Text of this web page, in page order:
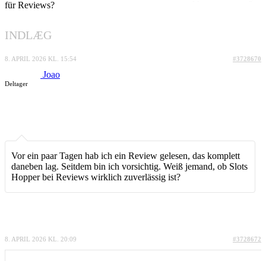
für Reviews?
INDLÆG
8. APRIL 2026 KL. 15:54 #3728670
Joao
Deltager
Vor ein paar Tagen hab ich ein Review gelesen, das komplett
daneben lag. Seitdem bin ich vorsichtig. Weiß jemand, ob Slots
Hopper bei Reviews wirklich zuverlässig ist?
8. APRIL 2026 KL. 20:09 #3728672